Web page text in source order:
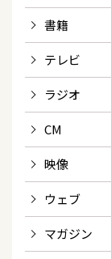
書籍
テレビ
ラジオ
CM
映像
ウェブ
マガジン